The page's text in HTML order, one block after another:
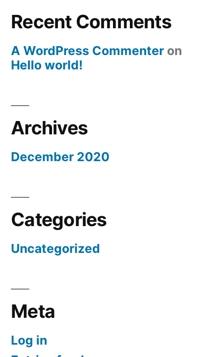
Recent Comments
A WordPress Commenter on
Hello world!
Archives
December 2020
Categories
Uncategorized
Meta
Log in